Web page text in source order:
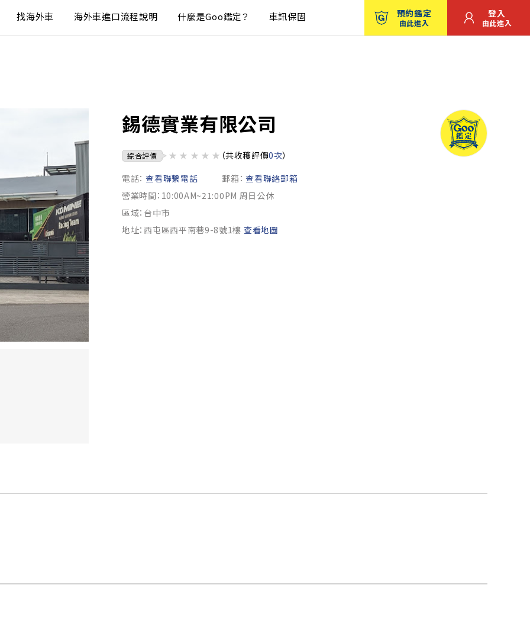
找海外車 海外車進口流程說明 什麼是Goo鑑定？ 車訊保固 預約鑑定
由此進入
登入
由此進入
錫德實業有限公司
綜合評價 ★ ★ ★ ★ ★ （共收穫評價0次）
電話： 查看聯繫電話 郵箱： 查看聯絡郵箱
營業時間：10:00AM~21:00PM 周日公休
區域：台中市
地址：西屯區西平南巷9-8號1樓 查看地圖